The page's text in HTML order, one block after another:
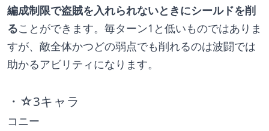
編成制限で盗賊を入れられないときにシールドを削
ることができます。毎ターン1と低いものではありま
すが、敵全体かつどの弱点でも削れるのは波闘では
助かるアビリティになります。
・☆3キャラ
コニー